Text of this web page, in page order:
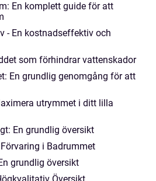
En komplett guide för att
- En kostnadseffektiv och
som förhindrar vattenskador
En grundlig genomgång för att
utrymmet i ditt lilla
En grundlig översikt
i Badrummet
grundlig översikt